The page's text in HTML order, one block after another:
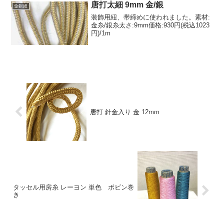
金銀紐 唐打太細 9mm 金/銀
装飾用紐、帯締めに使われました。素材:
金糸/銀糸太さ:9mm価格:930円(税込1023
円)/1m
唐打 針金入り 金 12mm
タッセル用房糸 レーヨン 単色 ボビン巻
き